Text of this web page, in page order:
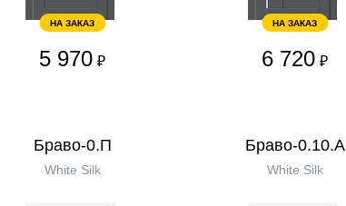
НА ЗАКАЗ
5 970 ₽
НА ЗАКАЗ
6 720 ₽
Браво-0.П
White Silk
Браво-0.10.А
White Silk